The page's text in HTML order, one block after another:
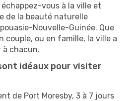
vous à la ville et
de la beauté naturelle
Nouvelle-Guinée. Que
couple, ou en famille, la ville a
à chacun.
idéaux pour visiter
de Port Moresby, 3 à 7 jours